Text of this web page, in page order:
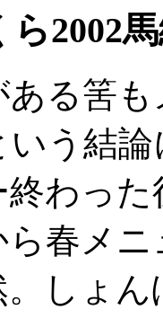
2002
る筈
う結
わっ
ら春メ
しょん